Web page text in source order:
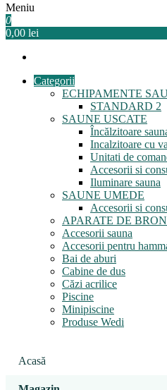
Echipamente saune, piscine, SPA,
Relaxeaza-te!
Meniu
0
0,00 lei
Categorii
ECHIPAMENTE
STANDARD 2
SAUNE USCATE
Încălzitoare
Incalzitoare cu
Unitati de
Accesorii si
Iluminare sauna
SAUNE UMEDE
Accesorii si
APARATE DE
Accesorii sauna
Accesorii pentru
Bai de aburi
Cabine de dus
Căzi acrilice
Piscine
Minipiscine
Produse Wedi
Acasă